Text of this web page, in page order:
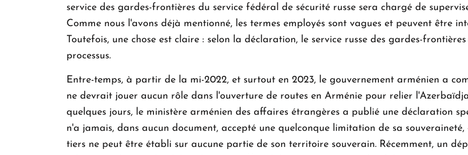
service des gardes-frontières du service fédéral de sécurité russe sera chargé de
Comme nous l'avons déjà mentionné, les termes employés sont vagues et peuvent être
Toutefois, une chose est claire : selon la déclaration, le service russe des gardes-
processus.
Entre-temps, à partir de la mi-2022, et surtout en 2023, le gouvernement arménien a
ne devrait jouer aucun rôle dans l'ouverture de routes en Arménie pour relier
quelques jours, le ministère arménien des affaires étrangères a publié une déclaration
n'a jamais, dans aucun document, accepté une quelconque limitation de sa
tiers ne peut être établi sur aucune partie de son territoire souverain. Récemment, un